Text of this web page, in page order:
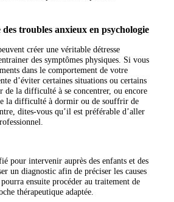
troubles anxieux en psychologie
créer une véritable détresse
des symptômes physiques. Si vous
dans le comportement de votre
d’éviter certaines situations ou certains
de la difficulté à se concentrer, ou encore
la difficulté à dormir ou de souffrir de
dites-vous qu’il est préférable d’aller
pour intervenir auprès des enfants et des
un diagnostic afin de préciser les causes
ensuite procéder au traitement de
thérapeutique adaptée.